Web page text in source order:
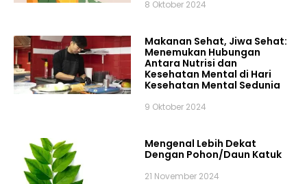
8 Oktober 2024
Makanan Sehat, Jiwa Sehat:
Menemukan Hubungan
Antara Nutrisi dan
Kesehatan Mental di Hari
Kesehatan Mental Sedunia
9 Oktober 2024
Mengenal Lebih Dekat
Dengan Pohon/Daun Katuk
21 November 2024